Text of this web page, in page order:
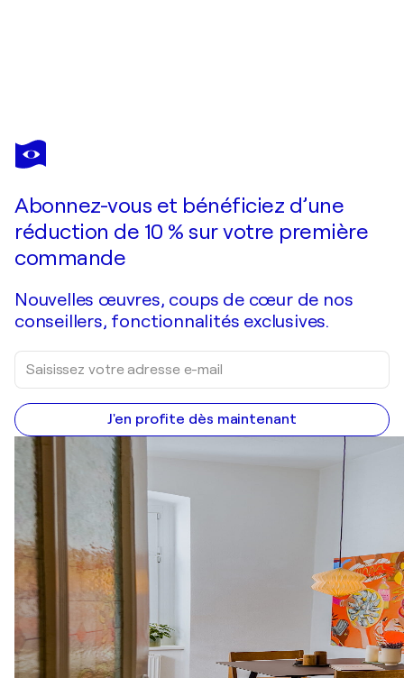
ELLEN
FRISCHBUTTER
Je passe commande
Abonnez-vous et bénéficiez d’une
réduction de 10 % sur votre première
commande
Nouvelles œuvres, coups de cœur de nos
conseillers, fonctionnalités exclusives.
J'en profite dès maintenant